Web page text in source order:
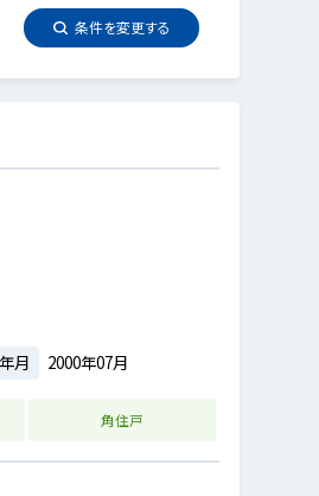
条件を変更する
月 2000年07月
角住戸